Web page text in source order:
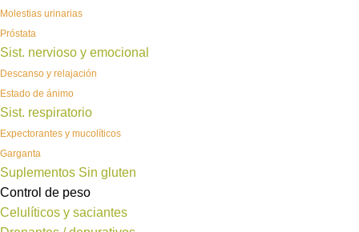
Molestias urinarias
Próstata
Sist. nervioso y emocional
Descanso y relajación
Estado de ánimo
Sist. respiratorio
Expectorantes y mucolíticos
Garganta
Suplementos Sin gluten
Control de peso
Celulíticos y saciantes